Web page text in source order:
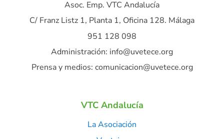
Asoc. Emp. VTC Andalucía
C/ Franz Listz 1, Planta 1, Oficina 128. Málaga
951 128 098
Administración: info@uvetece.org
Prensa y medios: comunicacion@uvetece.org
VTC Andalucía
La Asociación